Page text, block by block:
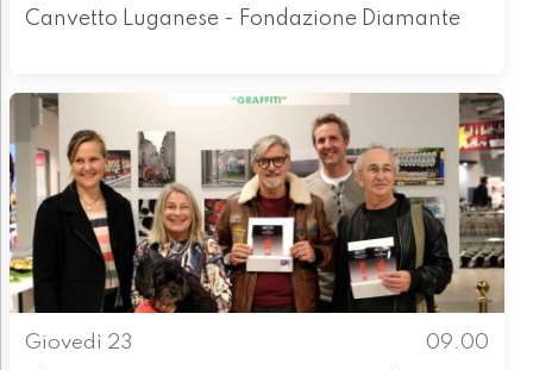
Canvetto Luganese - Fondazione Diamante
Giovedì 23
09.00